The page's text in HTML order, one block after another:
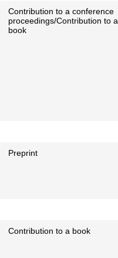
Contribution to a conference
proceedings/Contribution to a
book
Preprint
Contribution to a book